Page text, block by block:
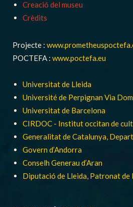
Creació del museu
Crèdits
Projecte :
POCTEFA : www.poctefa.eu
Universitat de Lleida
Université de Perpignan Via
Universitat de Barcelona
CIRDOC - Institut occitan de
Generalitat de Catalunya,
Govern d’Andorra
Conselh Generau d’Aran
Diputació de Lleida, Patronat de